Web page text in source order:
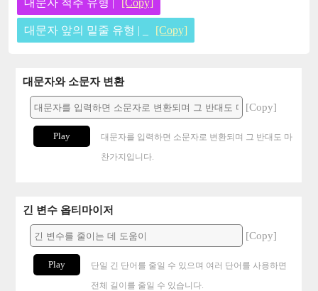
대문자 척추 유형 | [Copy]
대문자 앞의 밑줄 유형 | _ [Copy]
대문자와 소문자 변환
[Copy]
Play
대문자를 입력하면 소문자로 변환되며 그 반대도 마
찬가지입니다.
긴 변수 옵티마이저
[Copy]
Play
단일 긴 단어를 줄일 수 있으며 여러 단어를 사용하면
전체 길이를 줄일 수 있습니다.